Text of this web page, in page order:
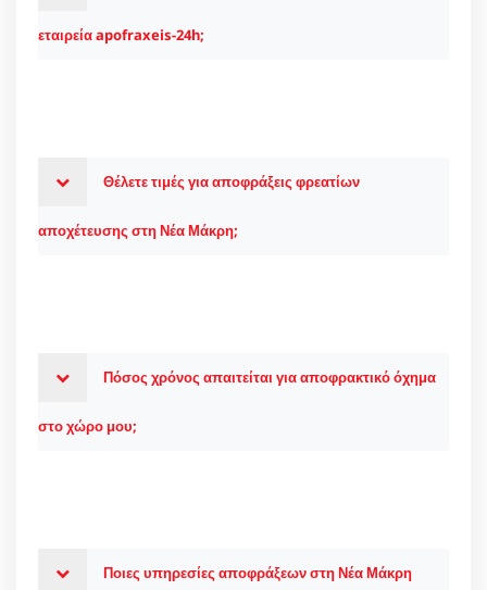
εταιρεία apofraxeis-24h;
Θέλετε τιμές για αποφράξεις φρεατίων
αποχέτευσης στη Νέα Μάκρη;
Πόσος χρόνος απαιτείται για αποφρακτικό όχημα
στο χώρο μου;
Ποιες υπηρεσίες αποφράξεων στη Νέα Μάκρη